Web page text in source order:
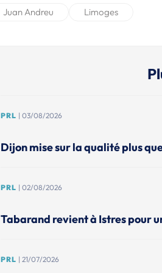
Juan Andreu Limoges
PRL | 03/08/2026
Dijon mise sur la qualité plus
PRL | 02/08/2026
Tabarand revient à Istres pour
PRL | 21/07/2026